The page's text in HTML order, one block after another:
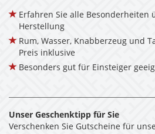
Erfahren Sie alle Besonderheiten
Herstellung
Rum, Wasser, Knabberzeug und
Preis inklusive
Besonders gut für Einsteiger
Unser Geschenktipp für Sie
Verschenken Sie Gutscheine für